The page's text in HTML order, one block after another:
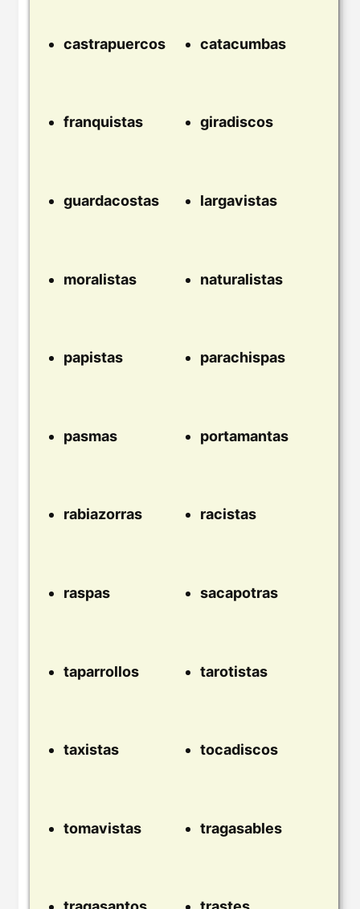
castrapuercos catacumbas
franquistas giradiscos
guardacostas largavistas
moralistas naturalistas
papistas parachispas
pasmas portamantas
rabiazorras racistas
raspas sacapotras
taparrollos tarotistas
taxistas tocadiscos
tomavistas tragasables